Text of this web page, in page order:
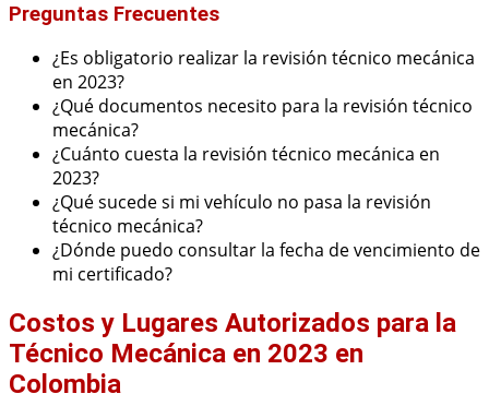
Preguntas Frecuentes
¿Es obligatorio realizar la revisión técnico mecánica
en 2023?
¿Qué documentos necesito para la revisión técnico
mecánica?
¿Cuánto cuesta la revisión técnico mecánica en
2023?
¿Qué sucede si mi vehículo no pasa la revisión
técnico mecánica?
¿Dónde puedo consultar la fecha de vencimiento de
mi certificado?
Costos y Lugares Autorizados para la
Técnico Mecánica en 2023 en
Colombia